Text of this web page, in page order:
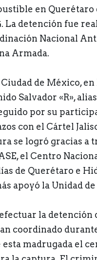
en Querétaro
La detención fue
Nacional
Armada.
Ciudad de México,
Salvador «R»,
por su
con el Cártel
se logró gracias a
el Centro
de Querétaro e
apoyó la Unidad
la detención
coordinado
esta madrugada el